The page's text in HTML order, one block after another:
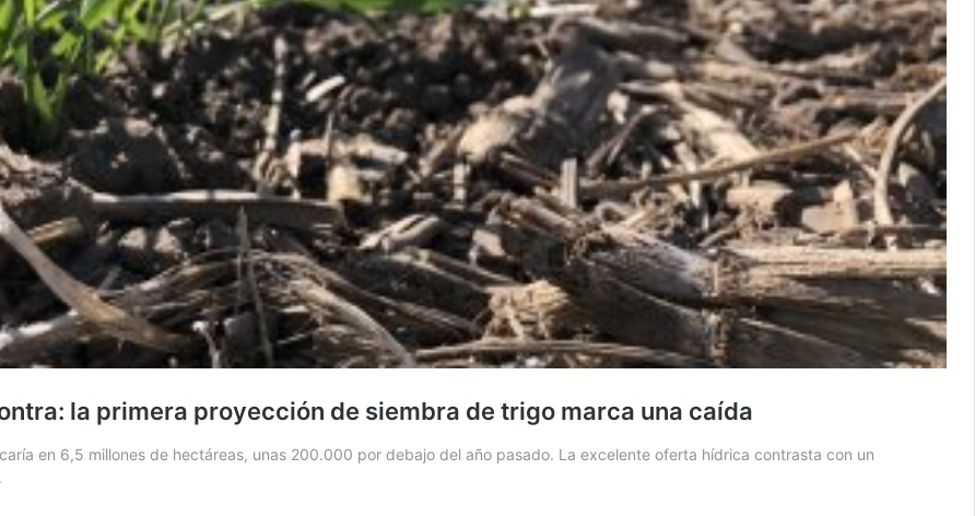
la primera proyección de siembra de trigo marca una caída
en 6,5 millones de hectáreas, unas 200.000 por debajo del año pasado. La excelente oferta hídrica contrasta con un